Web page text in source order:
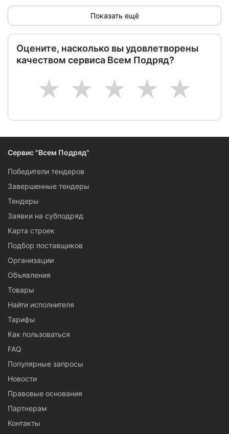
Показать ещё
Оцените, насколько вы удовлетворены
качеством сервиса Всем Подряд?
5
4
3
2
1
Сервис "Всем Подряд"
Победители тендеров
Завершенные тендеры
Тендеры
Заявки на субподряд
Карта строек
Подбор поставщиков
Организации
Объявления
Товары
Найти исполнителя
Тарифы
Как пользоваться
FAQ
Популярные запросы
Новости
Правовые основания
Партнерам
Контакты